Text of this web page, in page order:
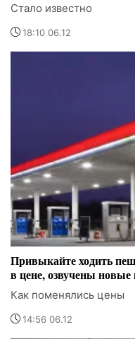
Стало известно
18:10 06.12
Привыкайте ходить
в цене, озвучены
Как поменялись цены
14:56 06.12